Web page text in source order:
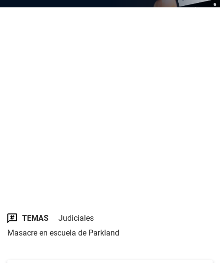
TEMAS
Judiciales
Masacre en escuela de Parkland